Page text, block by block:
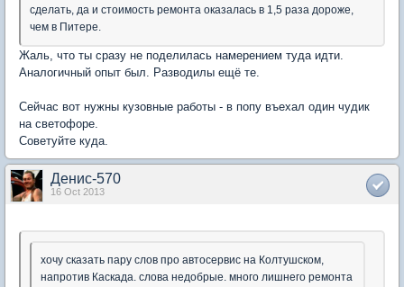
сделать, да и стоимость ремонта оказалась в 1,5 раза дороже,
чем в Питере.
Жаль, что ты сразу не поделилась намерением туда идти.
Аналогичный опыт был. Разводилы ещё те.
Сейчас вот нужны кузовные работы - в попу въехал один чудик
на светофоре.
Советуйте куда.
Денис-570
16 Oct 2013
хочу сказать пару слов про автосервис на Колтушском,
напротив Каскада. слова недобрые. много лишнего ремонта